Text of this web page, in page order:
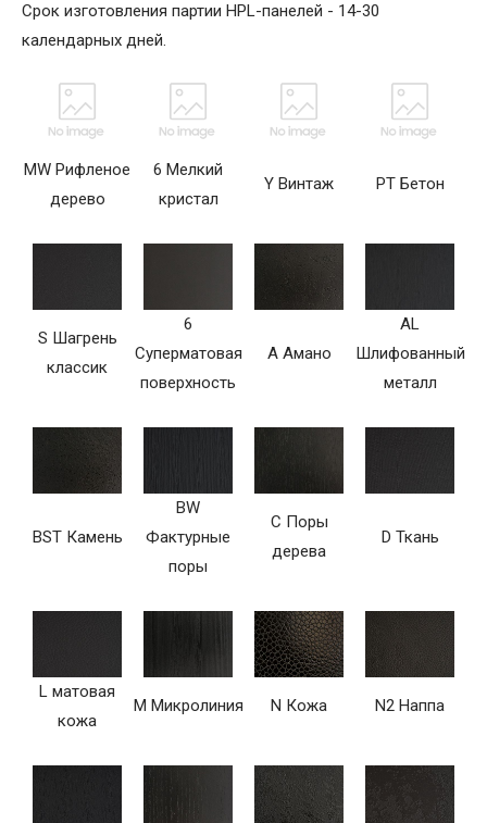
Срок изготовления партии HPL-панелей - 14-30
календарных дней.
MW Рифленое
дерево
6 Мелкий
кристал
Y Винтаж PT Бетон
S Шагрень
классик
6
Суперматовая
поверхность
A Амано
AL
Шлифованный
металл
BST Камень
BW
Фактурные
поры
C Поры
дерева
D Ткань
L матовая
кожа
M Микролиния N Кожа N2 Наппа